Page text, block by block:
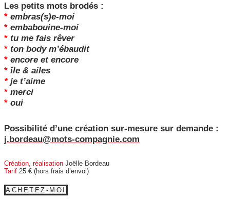
Les petits mots brodés :
* embras(s)e-moi
* embabouine-moi
* tu me fais rêver
* ton body m’ébaudit
* encore et encore
* île & ailes
*je t’aime
* merci
* oui
Possibilité d’une création sur-mesure sur demande :
j.bordeau@mots-compagnie.com
Création, réalisation Joëlle Bordeau
Tarif 25 € (hors frais d’envoi)
ACHETEZ-MOI